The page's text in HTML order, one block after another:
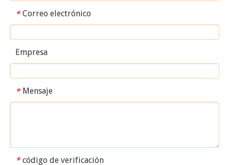
* Correo electrónico
Empresa
* Mensaje
* código de verificación